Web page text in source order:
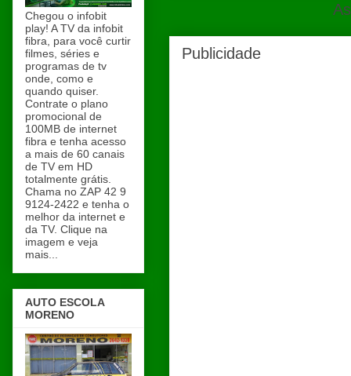
Publicidade
Chegou o infobit
play! A TV da infobit
fibra, para você curtir
filmes, séries e
programas de tv
onde, como e
quando quiser.
Contrate o plano
promocional de
100MB de internet
fibra e tenha acesso
a mais de 60 canais
de TV em HD
totalmente grátis.
Chama no ZAP 42 9
9124-2422 e tenha o
melhor da internet e
da TV. Clique na
imagem e veja
mais...
AUTO ESCOLA
MORENO